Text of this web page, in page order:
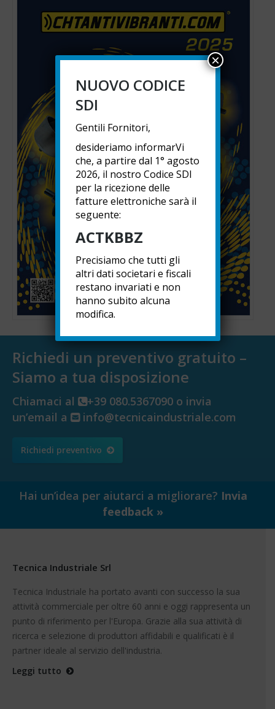
Richiedi un preventivo gratuito –
Siamo a tua disposizione
Chiamaci al
+39 080.5367090 o invia
un’email a
info@tecnicaindustriale.com
Richiedi preventivo
Hai un’idea per aiutarci a migliorare? Invia
feedback »
Tecnica Industriale Srl
Tecnica Industriale ha portato avanti con successo la sua
attività commerciale per oltre 60 anni e oggi rappresenta un
punto di riferimento per l'Europa. Grazie alla sua attività di
ricerca e selezione di produttori affidabili e qualificati è il
partner ideale al servizio dell'industria.
Leggi tutto
NUOVO CODICE
SDI
Gentili Fornitori,
desideriamo informarVi
che, a partire dal 1° agosto
2026, il nostro Codice SDI
per la ricezione delle
fatture elettroniche sarà il
seguente:
ACTKBBZ
Precisiamo che tutti gli
altri dati societari e fiscali
restano invariati e non
hanno subito alcuna
modifica.
×